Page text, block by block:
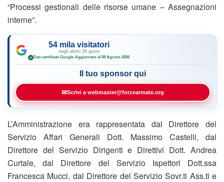
“Processi gestionali delle risorse umane – Assegnazioni
interne”.
54 mila visitatori
negli ultimi 28 giorni
✓ Dati certificati Google·Aggiornato al 08 Agosto 2026
Il tuo sponsor qui
✉Scrivi a webmaster@forzearmate.org
L’Amministrazione era rappresentata dal Direttore del
Servizio Affari Generali Dott. Massimo Castelli, dal
Direttore del Servizio Dirigenti e Direttivi Dott. Andrea
Curtale, dal Direttore del Servizio Ispettori Dott.ssa
Francesca Mucci, dal Direttore del Servizio Sovr.ti Ass.ti e